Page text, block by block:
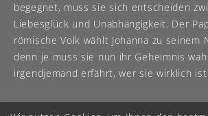
begegnet, muss sie sich entscheiden
Liebesglück und Unabhängigkeit. Der
römische Volk wählt Johanna zu seinem
denn je muss sie nun ihr Geheimnis
irgendjemand erfährt, wer sie wirklich